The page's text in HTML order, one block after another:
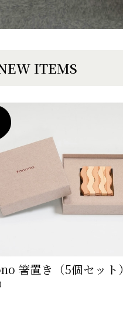
ITEMS
箸置き（5個セット）